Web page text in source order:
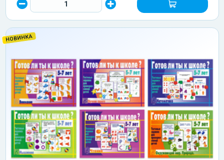
НОВИНКА